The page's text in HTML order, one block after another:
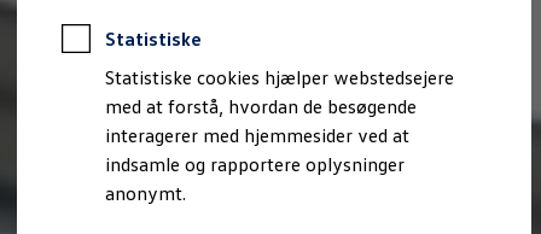
Statistiske
Statistiske cookies hjælper webstedsejere
med at forstå, hvordan de besøgende
interagerer med hjemmesider ved at
indsamle og rapportere oplysninger
anonymt.
Ejere og services
Book tid på værkstedet
Service
Serviceabonnementer
Service 5+
Service på elbiler
Prismatch
Fordele ved autoriseret værksted
Brugbar information